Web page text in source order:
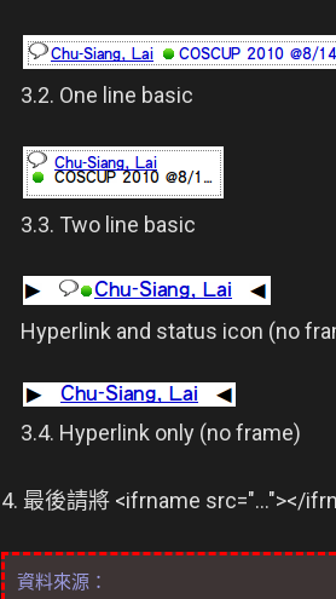
3.2. One line basic
3.3. Two line basic
Hyperlink and status icon (no
3.4. Hyperlink only (no frame)
4. 最後請將 <ifrname src="..."></
資料來源：